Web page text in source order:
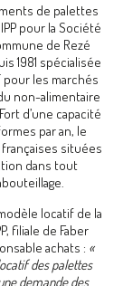
de palettes
pour la Société
de Rezé
1981 spécialisée
pour les marchés
non-alimentaire
d’une capacité
par an, le
situées
dans tout
locatif de la
filiale de Faber
achats : «
des palettes
demande des